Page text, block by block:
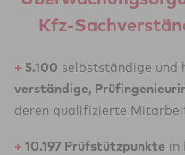
Kfz-
+ 5.100 selbst­ständige
verständige,
deren qualifizierte
+ 10.197 Prüf­stütz­punkte in